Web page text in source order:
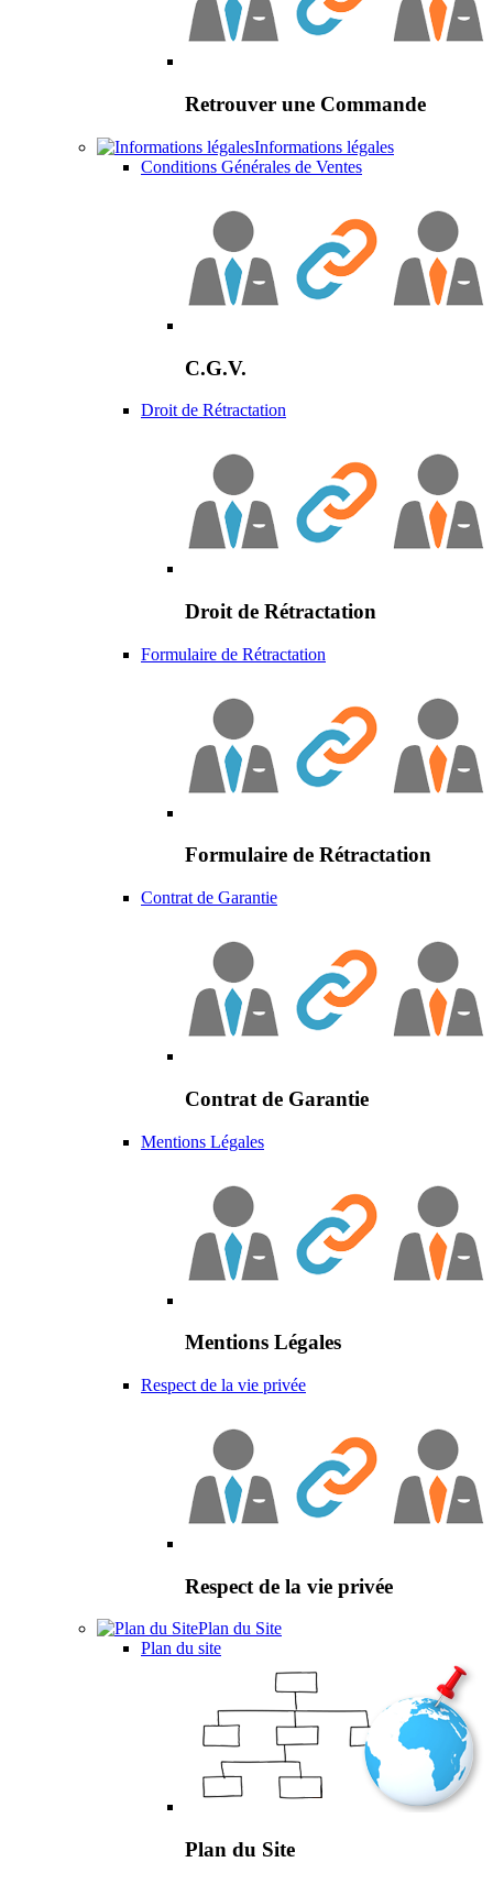
Retrouver une Commande
Informations légales
Conditions Générales de Ventes
C.G.V.
Droit de Rétractation
Droit de Rétractation
Formulaire de Rétractation
Formulaire de Rétractation
Contrat de Garantie
Contrat de Garantie
Mentions Légales
Mentions Légales
Respect de la vie privée
Respect de la vie privée
Plan du Site
Plan du site
Plan du Site